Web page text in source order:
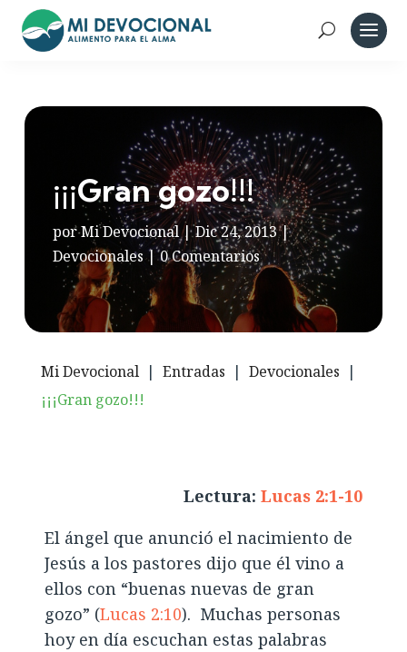
¡¡¡Gran gozo!!!
porMi Devocional|Dic 24, 2013|
Devocionales|0 Comentarios
Mi Devocional | Entradas | Devocionales |
¡¡¡Gran gozo!!!
Lectura: Lucas 2:1-10
El ángel que anunció el nacimiento de
Jesús a los pastores dijo que él vino a
ellos con “buenas nuevas de gran
gozo” (Lucas 2:10). Muchas personas
hoy en día escuchan estas palabras